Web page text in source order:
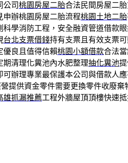
公司桃園房屋二胎合法民間房屋二
申辦桃園房屋二胎流程桃園土地二胎
科學消防工程，安全融資管道借款
台北支票借錢持有支票且有效支票
優良且值得信賴桃園小額借款合法
清理化糞池內水肥整理抽化糞池
可辦理專業最保護本公司與借款人應
提供資金零件需要更換零件收廢棄
雄抓漏推薦工程外牆屋頂頂樓快速